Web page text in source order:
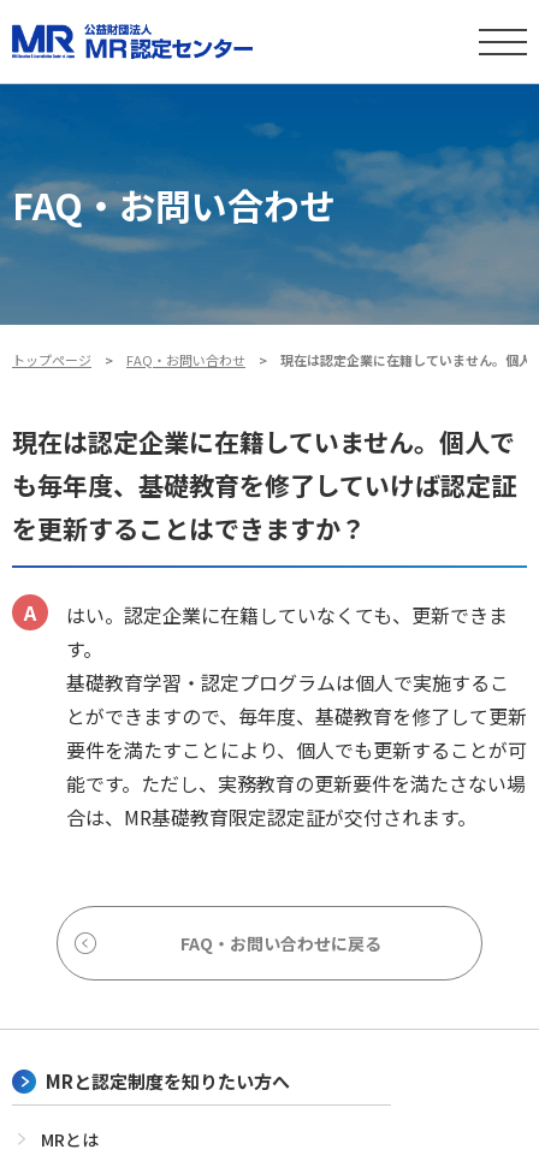
FAQ・お問い合わせ
トップページ FAQ・お問い合わせ 現在は認定企業に在籍していません。個
現在は認定企業に在籍していません。個人で
も毎年度、基礎教育を修了していけば認定証
を更新することはできますか？
はい。認定企業に在籍していなくても、更新できま
す。
基礎教育学習・認定プログラムは個人で実施するこ
とができますので、毎年度、基礎教育を修了して更新
要件を満たすことにより、個人でも更新することが可
能です。ただし、実務教育の更新要件を満たさない場
合は、MR基礎教育限定認定証が交付されます。
FAQ・お問い合わせに戻る
MRと認定制度を知りたい方へ
MRとは